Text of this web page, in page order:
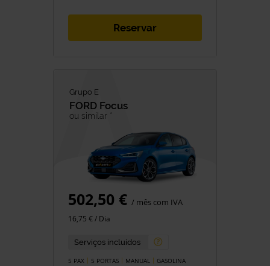
Reservar
Grupo E
FORD Focus
ou similar *
502,50 € / mês com IVA
16,75 € / Dia
Serviços incluídos
5 PAX 5 PORTAS MANUAL GASOLINA